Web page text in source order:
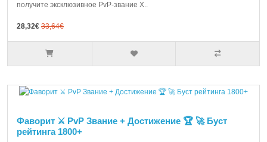
получите эксклюзивное PvP-звание Х..
28,32€ 33,64€
Фаворит ⚔️ PvP Звание + Достижение 🏆 🚀 Буст
рейтинга 1800+